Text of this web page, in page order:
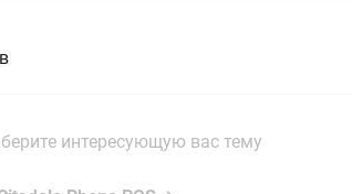
интересующую вас тему